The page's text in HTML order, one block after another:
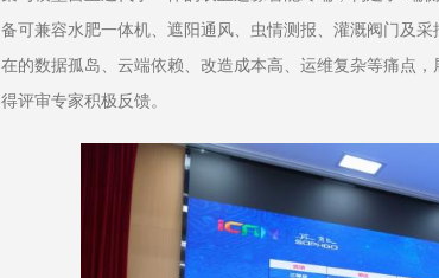
备可兼容水肥一体机、遮阳通风、虫情测报、灌溉阀门及
在的数据孤岛、云端依赖、改造成本高、运维复杂等痛点
得评审专家积极反馈。